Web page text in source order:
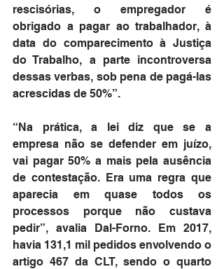
rescisórias, o empregador é
obrigado a pagar ao trabalhador, à
data do comparecimento à Justiça
do Trabalho, a parte incontroversa
dessas verbas, sob pena de pagá-las
acrescidas de 50%”.
“Na prática, a lei diz que se a
empresa não se defender em juízo,
vai pagar 50% a mais pela ausência
de contestação. Era uma regra que
aparecia em quase todos os
processos porque não custava
pedir”, avalia Dal-Forno. Em 2017,
havia 131,1 mil pedidos envolvendo o
artigo 467 da CLT, sendo o quarto